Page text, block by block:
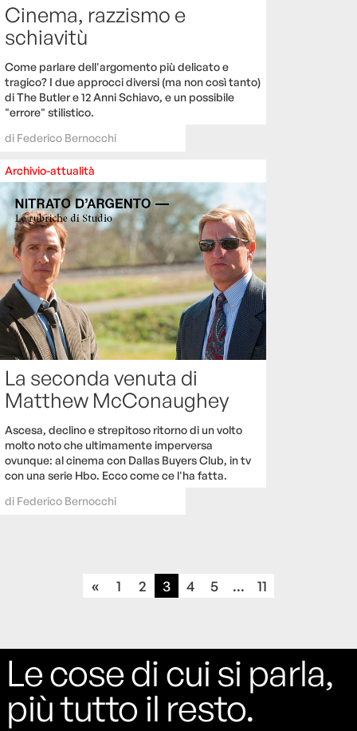
Cinema, razzismo e
schiavitù
Come parlare dell'argomento più delicato e
tragico? I due approcci diversi (ma non così tanto)
di The Butler e 12 Anni Schiavo, e un possibile
"errore" stilistico.
di Federico Bernocchi
Archivio-attualità
La seconda venuta di
Matthew McConaughey
Ascesa, declino e strepitoso ritorno di un volto
molto noto che ultimamente imperversa
ovunque: al cinema con Dallas Buyers Club, in tv
con una serie Hbo. Ecco come ce l'ha fatta.
di Federico Bernocchi
« 1 2 3 4 5 ... 11
Le cose di cui si parla,
più tutto il resto.